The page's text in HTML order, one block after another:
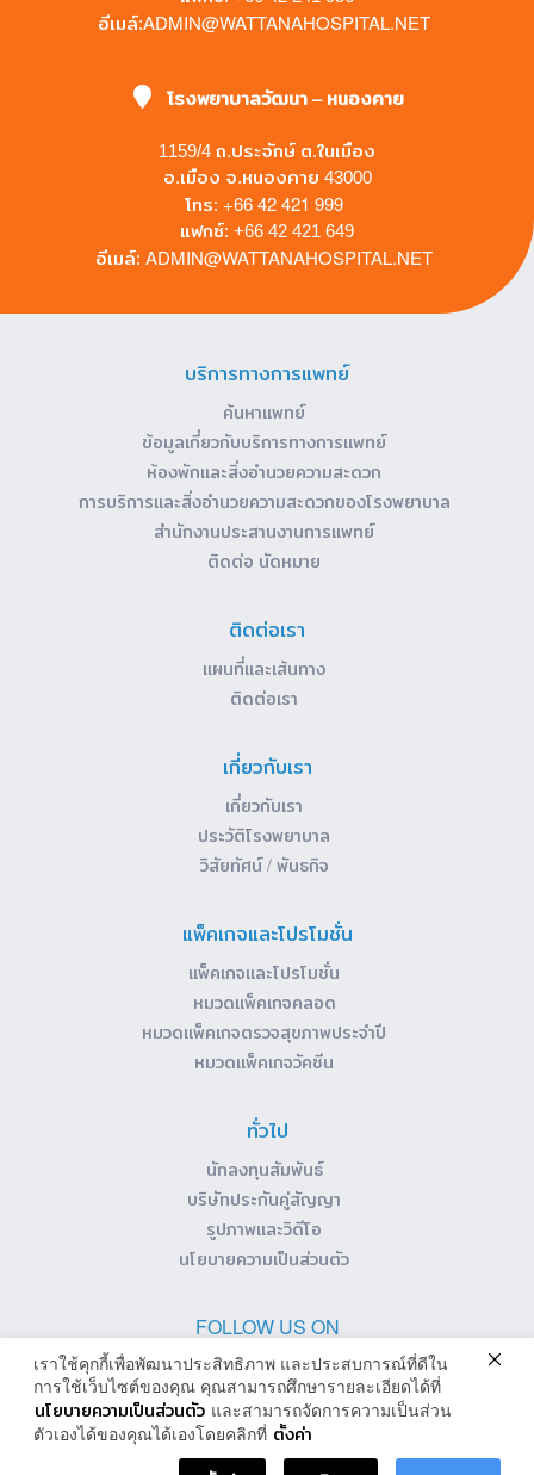
อีเมล์:ADMIN@WATTANAHOSPITAL.NET
โรงพยาบาลวัฒนา – หนองคาย
1159/4 ถ.ประจักษ์ ต.ในเมือง
อ.เมือง จ.หนองคาย 43000
โทร: +66 42 421 999
แฟกซ์: +66 42 421 649
อีเมล์: ADMIN@WATTANAHOSPITAL.NET
บริการทางการแพทย์
ค้นหาแพทย์
ข้อมูลเกี่ยวกับบริการทางการแพทย์
ห้องพักและสิ่งอำนวยความสะดวก
การบริการและสิ่งอำนวยความสะดวกของโรงพยาบาล
สำนักงานประสานงานการแพทย์
ติดต่อ นัดหมาย
ติดต่อเรา
แผนที่และเส้นทาง
ติดต่อเรา
เกี่ยวกับเรา
เกี่ยวกับเรา
ประวัติโรงพยาบาล
วิสัยทัศน์ / พันธกิจ
แพ็คเกจและโปรโมชั่น
แพ็คเกจและโปรโมชั่น
หมวดแพ็คเกจคลอด
หมวดแพ็คเกจตรวจสุขภาพประจำปี
หมวดแพ็คเกจวัคซีน
ทั่วไป
นักลงทุนสัมพันธ์
บริษัทประกันคู่สัญญา
รูปภาพและวิดีโอ
นโยบายความเป็นส่วนตัว
FOLLOW US ON
Copyright © 2019, Wattana Hospital Group. All rights reserved.
เราใช้คุกกี้เพื่อพัฒนาประสิทธิภาพ และประสบการณ์ที่ดีใน
การใช้เว็บไซต์ของคุณ คุณสามารถศึกษารายละเอียดได้ที่
นโยบายความเป็นส่วนตัว และสามารถจัดการความเป็นส่วน
ตัวเองได้ของคุณได้เองโดยคลิกที่ ตั้งค่า